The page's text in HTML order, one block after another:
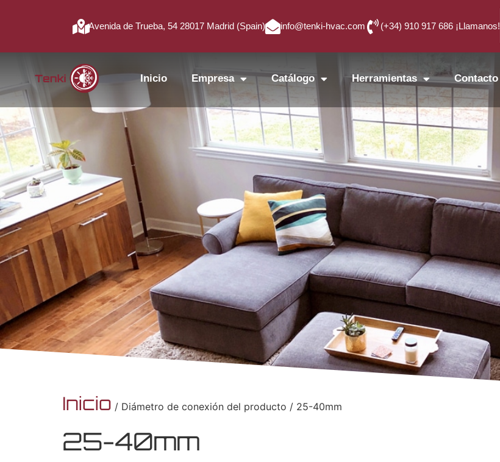
Avenida de Trueba, 54 28017 Madrid (Spain) info@tenki-hvac.com (+34) 910 917 686 ¡Llamanos!
Inicio Empresa Catálogo Herramientas Contacto
Inicio / Diámetro de conexión del producto / 25-40mm
25-40mm